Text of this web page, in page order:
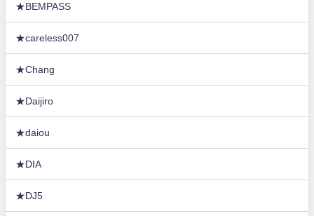
★BEMPASS
★careless007
★Chang
★Daijiro
★daiou
★DIA
★DJ5